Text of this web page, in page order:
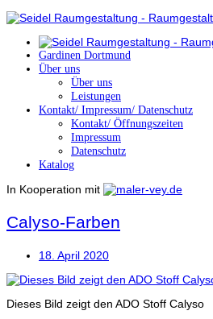
Gardinen Dortmund
Über uns
Über uns
Leistungen
Kontakt/ Impressum/ Datenschutz
Kontakt/ Öffnungszeiten
Impressum
Datenschutz
Katalog
In Kooperation mit
Calyso-Farben
18. April 2020
Dieses Bild zeigt den ADO Stoff Calyso